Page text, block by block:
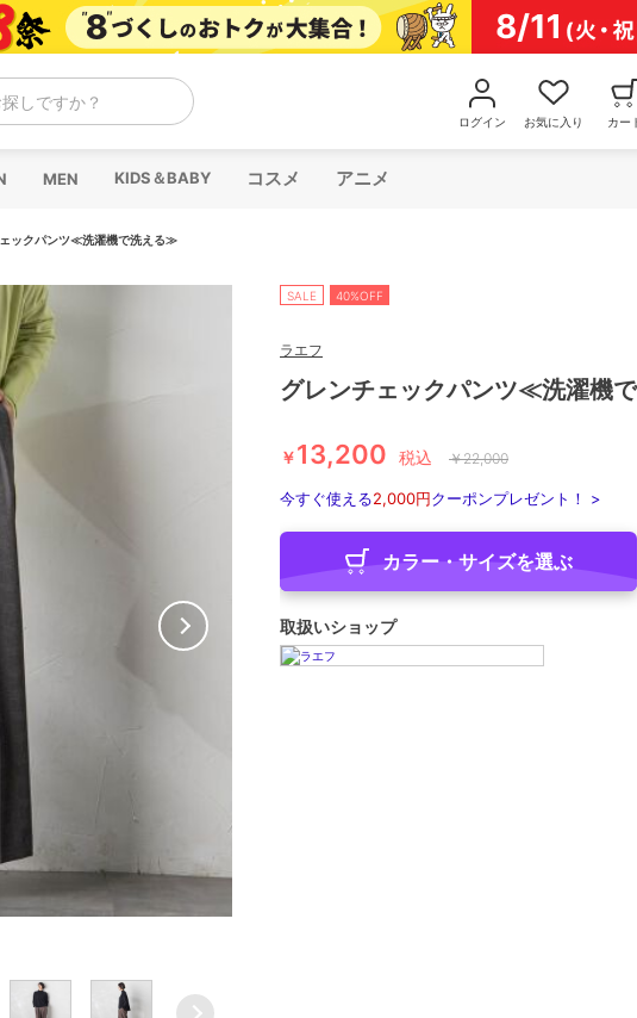
しですか？
ログイン お気に入り カー
MEN KIDS＆BABY コスメ アニメ
ックパンツ≪洗濯機で洗える≫
SALE 40%OFF
ラエフ
グレンチェックパンツ≪洗濯機
￥13,200 税込 ￥22,000
今すぐ使える2,000円クーポンプレゼント！ >
カラー・サイズを選ぶ
取扱いショップ